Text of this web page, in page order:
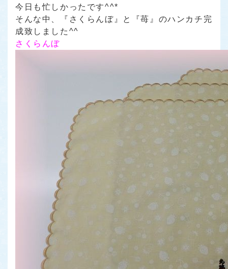
今日も忙しかったです^^*
そんな中、『さくらんぼ』と『苺』のハンカチ完
成致しました^^
さくらんぼ